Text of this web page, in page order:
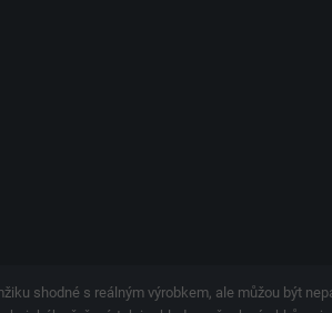
shodné s reálným výrobkem, ale můžou být